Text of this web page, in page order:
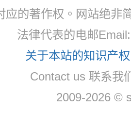
应的著作权。网站绝非
法律代表的电邮
关于本站的知识产
Contact us 联系我
2009-2026 ©